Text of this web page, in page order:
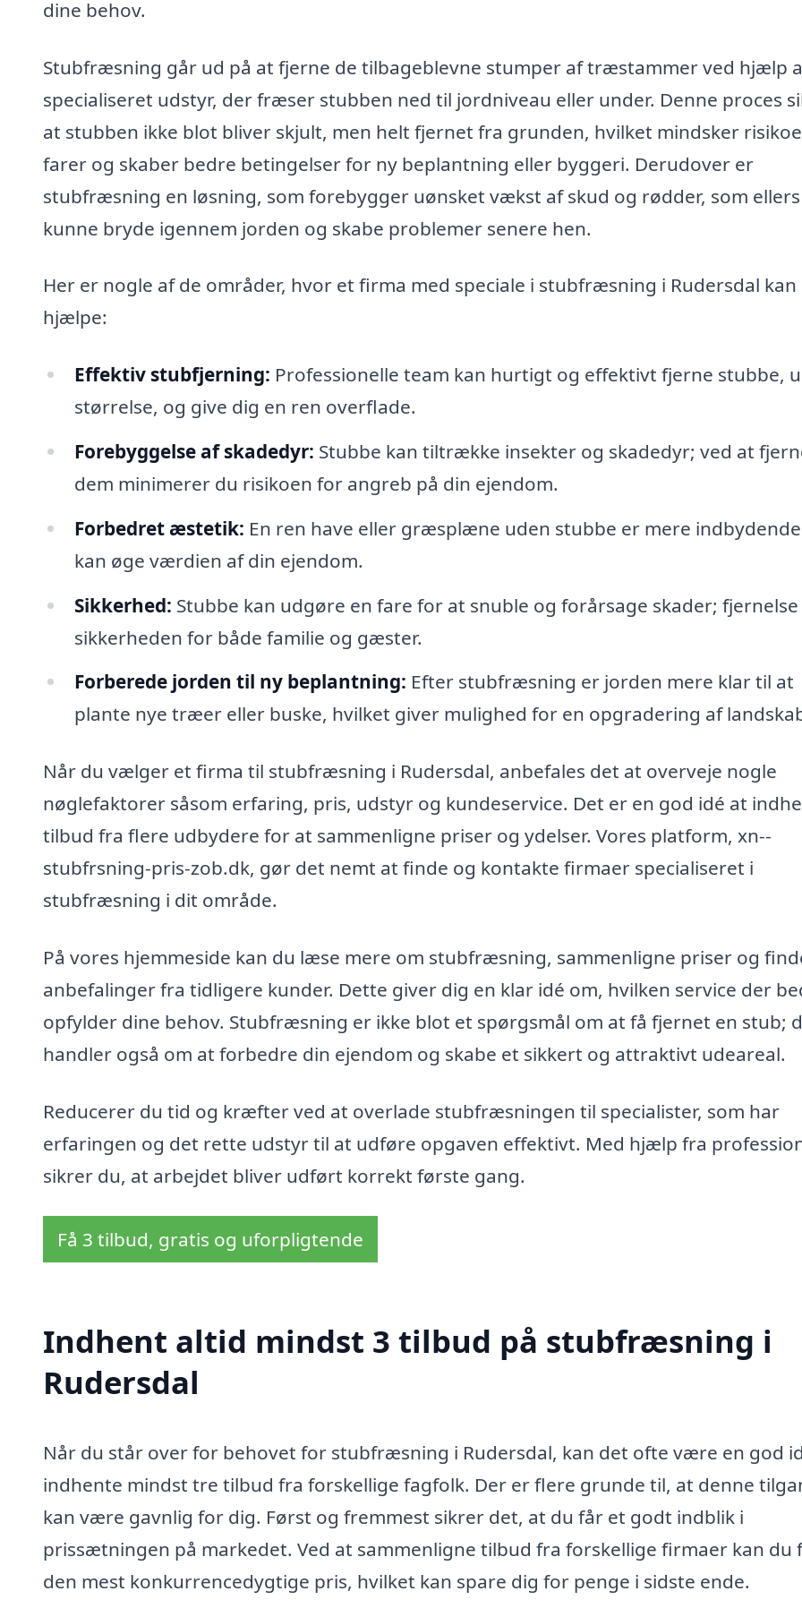
dine behov.
Stubfræsning går ud på at fjerne de tilbageblevne stumper af træstammer ved hjælp
specialiseret udstyr, der fræser stubben ned til jordniveau eller under. Denne proces
at stubben ikke blot bliver skjult, men helt fjernet fra grunden, hvilket mindsker
farer og skaber bedre betingelser for ny beplantning eller byggeri. Derudover er
stubfræsning en løsning, som forebygger uønsket vækst af skud og rødder, som ellers
kunne bryde igennem jorden og skabe problemer senere hen.
Her er nogle af de områder, hvor et firma med speciale i stubfræsning i Rudersdal kan
hjælpe:
Effektiv stubfjerning: Professionelle team kan hurtigt og effektivt fjerne stubbe,
størrelse, og give dig en ren overflade.
Forebyggelse af skadedyr: Stubbe kan tiltrække insekter og skadedyr; ved at
dem minimerer du risikoen for angreb på din ejendom.
Forbedret æstetik: En ren have eller græsplæne uden stubbe er mere
kan øge værdien af din ejendom.
Sikkerhed: Stubbe kan udgøre en fare for at snuble og forårsage skader;
sikkerheden for både familie og gæster.
Forberede jorden til ny beplantning: Efter stubfræsning er jorden mere klar til at
plante nye træer eller buske, hvilket giver mulighed for en opgradering af
Når du vælger et firma til stubfræsning i Rudersdal, anbefales det at overveje nogle
nøglefaktorer såsom erfaring, pris, udstyr og kundeservice. Det er en god idé at
tilbud fra flere udbydere for at sammenligne priser og ydelser. Vores platform, xn--
stubfrsning-pris-zob.dk, gør det nemt at finde og kontakte firmaer specialiseret i
stubfræsning i dit område.
På vores hjemmeside kan du læse mere om stubfræsning, sammenligne priser og
anbefalinger fra tidligere kunder. Dette giver dig en klar idé om, hvilken service der
opfylder dine behov. Stubfræsning er ikke blot et spørgsmål om at få fjernet en stub;
handler også om at forbedre din ejendom og skabe et sikkert og attraktivt udeareal.
Reducerer du tid og kræfter ved at overlade stubfræsningen til specialister, som har
erfaringen og det rette udstyr til at udføre opgaven effektivt. Med hjælp fra
sikrer du, at arbejdet bliver udført korrekt første gang.
Få 3 tilbud, gratis og uforpligtende
Indhent altid mindst 3 tilbud på stubfræsning i
Rudersdal
Når du står over for behovet for stubfræsning i Rudersdal, kan det ofte være en god
indhente mindst tre tilbud fra forskellige fagfolk. Der er flere grunde til, at denne
kan være gavnlig for dig. Først og fremmest sikrer det, at du får et godt indblik i
prissætningen på markedet. Ved at sammenligne tilbud fra forskellige firmaer kan du
den mest konkurrencedygtige pris, hvilket kan spare dig for penge i sidste ende.